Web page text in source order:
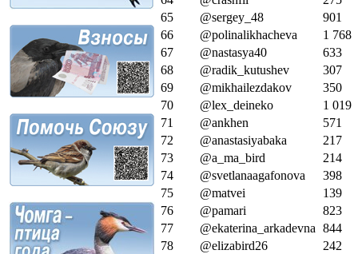
65
@sergey_48
901
66
@polinalikhacheva
1 768
67
@nastasya40
633
68
@radik_kutushev
307
69
@mikhailezdakov
350
70
@lex_deineko
1 019
71
@ankhen
571
72
@anastasiyabaka
217
73
@a_ma_bird
214
74
@svetlanaagafonova
398
75
@matvei
139
76
@pamari
823
77
@ekaterina_arkadevna 844
78
@elizabird26
242